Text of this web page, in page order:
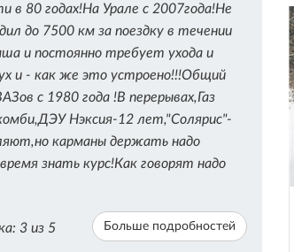
в 80 годах!На Урале с 2007года!Не
до 7500 км за поездку в течении
и постоянно требует ухода и
и - как же это устроено!!!Общий
с 1980 года !В перерывах,Газ
Нэксия-12 лет,"Солярис"-
карманы держать надо
знать курс!Как говорят надо
3 из 5 Больше подробностей